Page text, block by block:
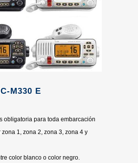
M330 E
obligatoria para toda embarcación
1, zona 2, zona 3, zona 4 y
color blanco o color negro.